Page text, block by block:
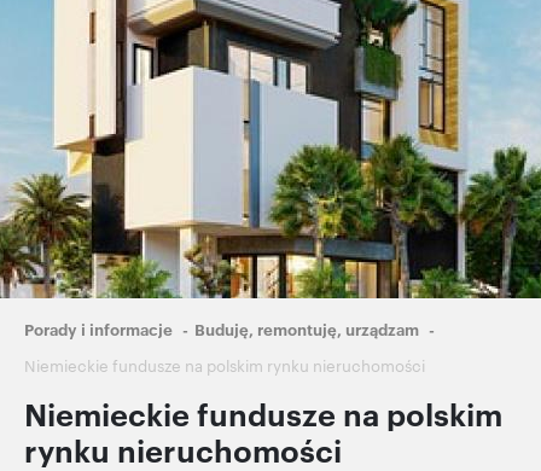
Ścieżka
nawigacyjna
Porady i informacje
Buduję, remontuję, urządzam
Niemieckie fundusze na polskim rynku nieruchomości
Niemieckie fundusze na polskim
rynku nieruchomości